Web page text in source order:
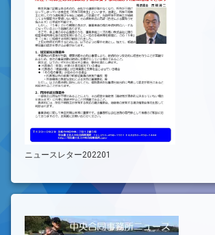
ニュースレター202201